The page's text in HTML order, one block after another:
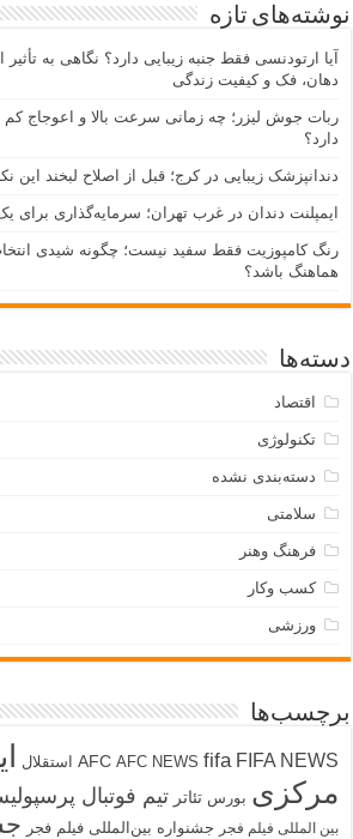
نوشته‌های تازه
آیا ارتودنسی فقط جنبه زیبایی دارد؟ نگاهی به
دهان، فک و کیفیت زندگی
ربات جوش لیزر؛ چه زمانی سرعت بالا و اعوجاج
دارد؟
دندانپزشک زیبایی در کرج؛ قبل از اصلاح لبخند این
ایمپلنت دندان در غرب تهران؛ سرمایه‌گذاری برای یک
رنگ کامپوزیت فقط سفید نیست؛ چگونه شیدی
هماهنگ باشد؟
دسته‌ها
اقتصاد
تکنولوژی
دسته‌بندی نشده
سلامتی
فرهنگ وهنر
کسب وکار
ورزشی
برچسب‌ها
AFC AFC NEWS fifa FIFA NEWS استقلال
مرکزی بورس تئاتر تیم فوتبال
بین المللی فیلم فجر جشنواره بین‌المللی فیلم فجر